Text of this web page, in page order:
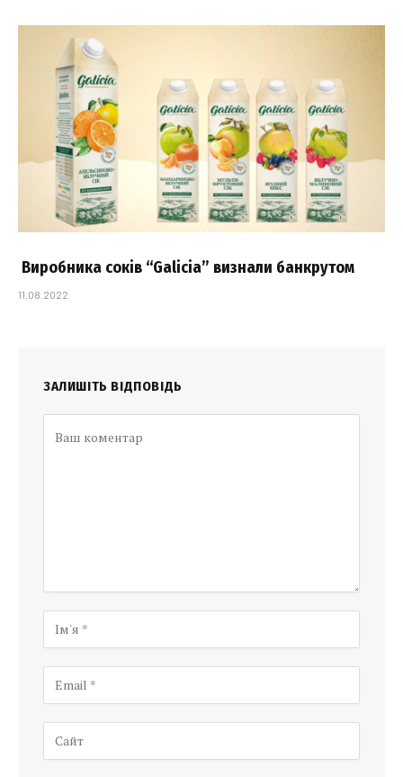
Виробника соків “Galicia” визнали банкрутом
11.08.2022
ЗАЛИШІТЬ ВІДПОВІДЬ